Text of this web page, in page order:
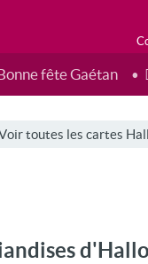
fête Gaétan
toutes les cartes